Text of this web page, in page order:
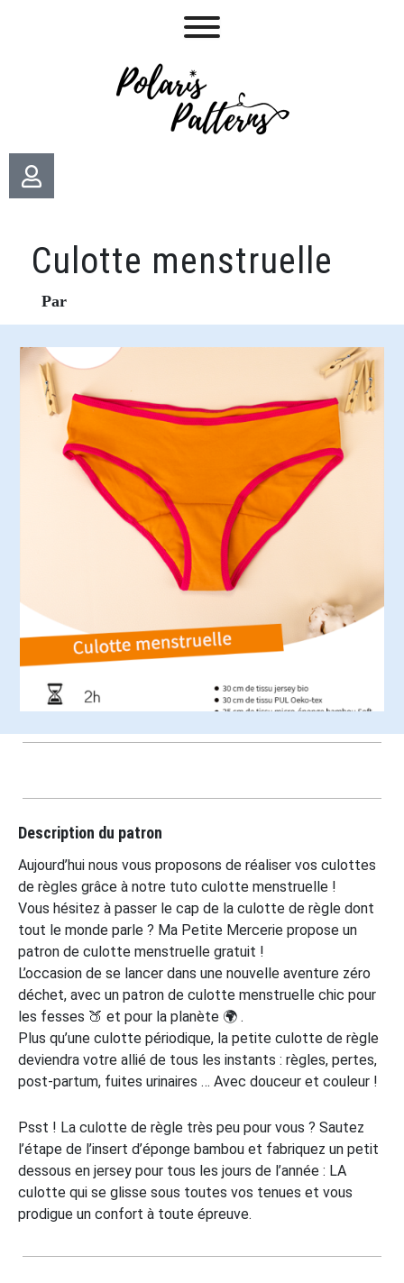
Culotte menstruelle
Par
Description du patron
Aujourd’hui nous vous proposons de réaliser vos culottes
de règles grâce à notre tuto culotte menstruelle !
Vous hésitez à passer le cap de la culotte de règle dont
tout le monde parle ? Ma Petite Mercerie propose un
patron de culotte menstruelle gratuit !
L’occasion de se lancer dans une nouvelle aventure zéro
déchet, avec un patron de culotte menstruelle chic pour
les fesses 🍑 et pour la planète 🌍 .
Plus qu’une culotte périodique, la petite culotte de règle
deviendra votre allié de tous les instants : règles, pertes,
post-partum, fuites urinaires … Avec douceur et couleur !
Psst ! La culotte de règle très peu pour vous ? Sautez
l’étape de l’insert d’éponge bambou et fabriquez un petit
dessous en jersey pour tous les jours de l’année : LA
culotte qui se glisse sous toutes vos tenues et vous
prodigue un confort à toute épreuve.